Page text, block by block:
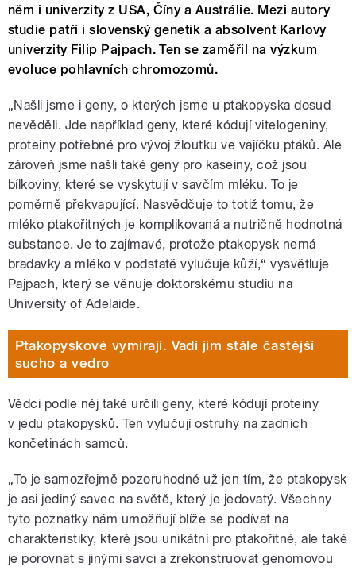
něm i univerzity z USA, Číny a Austrálie. Mezi autory
studie patří i slovenský genetik a absolvent Karlovy
univerzity Filip Pajpach. Ten se zaměřil na výzkum
evoluce pohlavních chromozomů.
„Našli jsme i geny, o kterých jsme u ptakopyska dosud
nevěděli. Jde například geny, které kódují vitelogeniny,
proteiny potřebné pro vývoj žloutku ve vajíčku ptáků. Ale
zároveň jsme našli také geny pro kaseiny, což jsou
bílkoviny, které se vyskytují v savčím mléku. To je
poměrně překvapující. Nasvědčuje to totiž tomu, že
mléko ptakořitných je komplikovaná a nutričně hodnotná
substance. Je to zajímavé, protože ptakopysk nemá
bradavky a mléko v podstatě vylučuje kůží,“ vysvětluje
Pajpach, který se věnuje doktorskému studiu na
University of Adelaide.
Ptakopyskové vymírají. Vadí jim stále častější
sucho a vedro
Vědci podle něj také určili geny, které kódují proteiny
v jedu ptakopysků. Ten vylučují ostruhy na zadních
končetinách samců.
„To je samozřejmě pozoruhodné už jen tím, že ptakopysk
je asi jediný savec na světě, který je jedovatý. Všechny
tyto poznatky nám umožňují blíže se podívat na
charakteristiky, které jsou unikátní pro ptakořitné, ale také
je porovnat s jinými savci a zrekonstruovat genomovou